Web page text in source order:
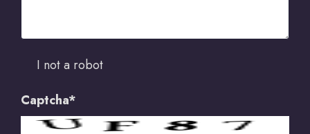
I not a robot
Captcha*